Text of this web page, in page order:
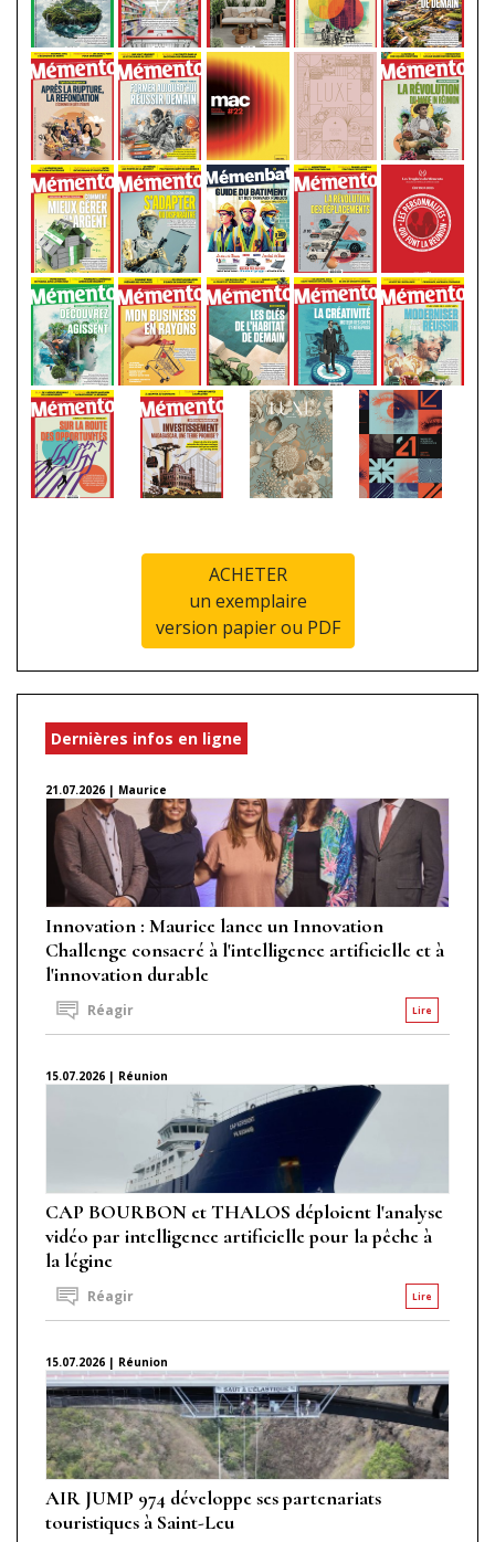
ACHETER
un exemplaire
version papier ou PDF
Dernières infos en ligne
21.07.2026 | Maurice
Innovation : Maurice lance un Innovation
Challenge consacré à l'intelligence artificielle et à
l'innovation durable
Lire
Réagir
15.07.2026 | Réunion
CAP BOURBON et THALOS déploient l'analyse
vidéo par intelligence artificielle pour la pêche à
la légine
Lire
Réagir
15.07.2026 | Réunion
AIR JUMP 974 développe ses partenariats
touristiques à Saint-Leu